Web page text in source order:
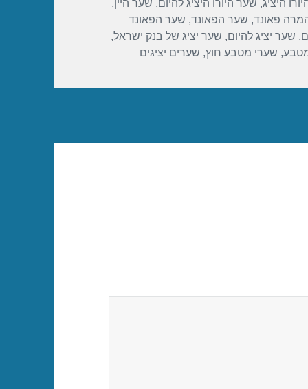
היציג, שער היורו היציג להיום, שער היין,
פאונד, שער הפאונד, שער הפאונד
, שער יציג להיום, שער יציג של בנק ישראל,
, שערי מטבע חוץ, שערים יציגים